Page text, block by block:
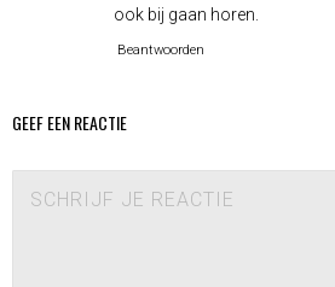
ook bij gaan horen.
Beantwoorden
GEEF EEN REACTIE